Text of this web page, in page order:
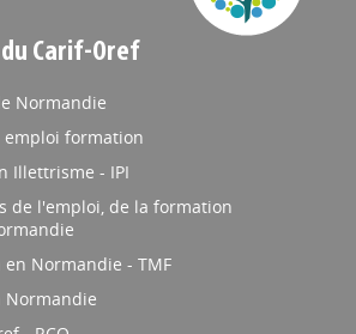
Carif-Oref
Normandie
formation
Illettrisme - IPI
de l'emploi, de la formation
Normandie - TMF
Normandie